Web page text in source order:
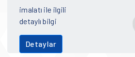
imalatı ile ilgili
detaylı bilgi
Detaylar